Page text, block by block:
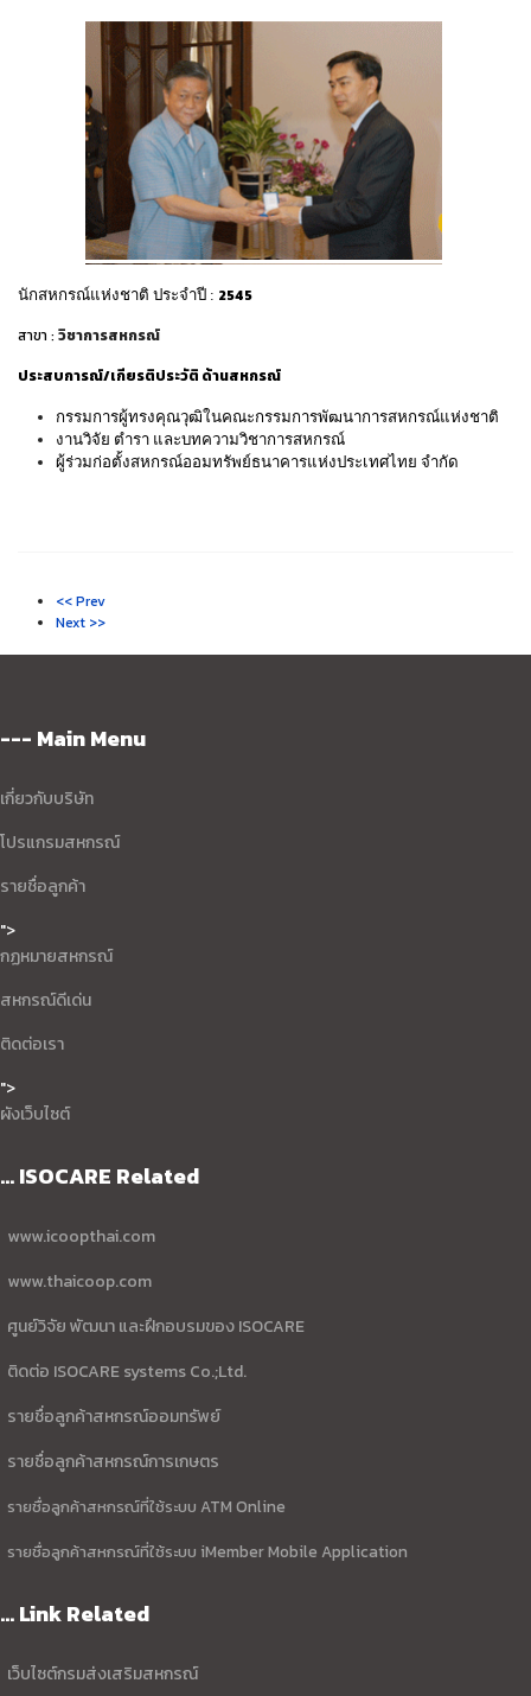
นักสหกรณ์แห่งชาติ ประจำปี : 2545
สาขา : วิชาการสหกรณ์
ประสบการณ์/เกียรติประวัติ ด้านสหกรณ์
กรรมการผู้ทรงคุณวุฒิในคณะกรรมการพัฒนาการสหกรณ์แห่งชาติ
งานวิจัย ตำรา และบทความวิชาการสหกรณ์
ผู้ร่วมก่อตั้งสหกรณ์ออมทรัพย์ธนาคารแห่งประเทศไทย จำกัด
<< Prev
Next >>
--- Main Menu
เกี่ยวกับบริษัท
โปรแกรมสหกรณ์
รายชื่อลูกค้า
">
กฏหมายสหกรณ์
สหกรณ์ดีเด่น
ติดต่อเรา
">
ผังเว็บไซต์
... ISOCARE Related
www.icoopthai.com
www.thaicoop.com
ศูนย์วิจัย พัฒนา และฝึกอบรมของ ISOCARE
ติดต่อ ISOCARE systems Co.;Ltd.
รายชื่อลูกค้าสหกรณ์ออมทรัพย์
รายชื่อลูกค้าสหกรณ์การเกษตร
รายชื่อลูกค้าสหกรณ์ที่ใช้ระบบ ATM Online
รายชื่อลูกค้าสหกรณ์ที่ใช้ระบบ iMember Mobile Application
... Link Related
เว็บไซต์กรมส่งเสริมสหกรณ์